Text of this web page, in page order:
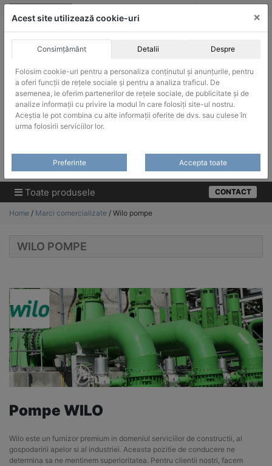
Skip
ACHIZITII PUBLICE
Produsele pot fi achizitionate si in sistemul SEAP / SICAP
Products
Toate produsele CONTACT
Home / Marci comercializate / Wilo pompe
WILO POMPE
Pompe WILO
Wilo este un furnizor premium in domeniul serviciilor de constructii, al
gospodaririi apelor si al industriei. Aceasta pozitie de conducere ne
determina sa ne mentinem superioritatea. Pentru clientii nostri, facem
Acest site utilizează cookie-uri ×
Consimțământ Detalii Despre
Folosim cookie-uri pentru a personaliza conținutul și anunțurile, pentru
a oferi funcții de rețele sociale și pentru a analiza traficul. De
asemenea, le oferim partenerilor de rețele sociale, de publicitate și de
analize informații cu privire la modul în care folosiți site-ul nostru.
Aceștia le pot combina cu alte informații oferite de dvs. sau culese în
urma folosirii serviciilor lor.
Preferinte Accepta toate